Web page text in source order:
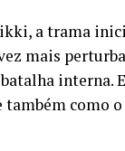
a trama
mais
interna.
também como